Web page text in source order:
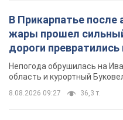
В Прикарпатье после
жары прошел
дороги превратились
Непогода обрушилась на
область и курортный
8.08.2026 09:27 36,3 т.